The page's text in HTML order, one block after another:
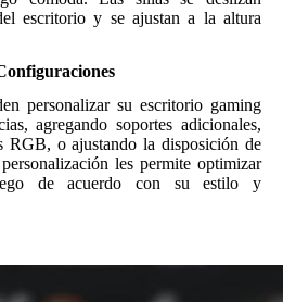
escritorio y se ajustan a la altura
personalizar su escritorio gaming
agregando soportes adicionales,
RGB, o ajustando la disposición de
les permite optimizar
de acuerdo con su estilo y